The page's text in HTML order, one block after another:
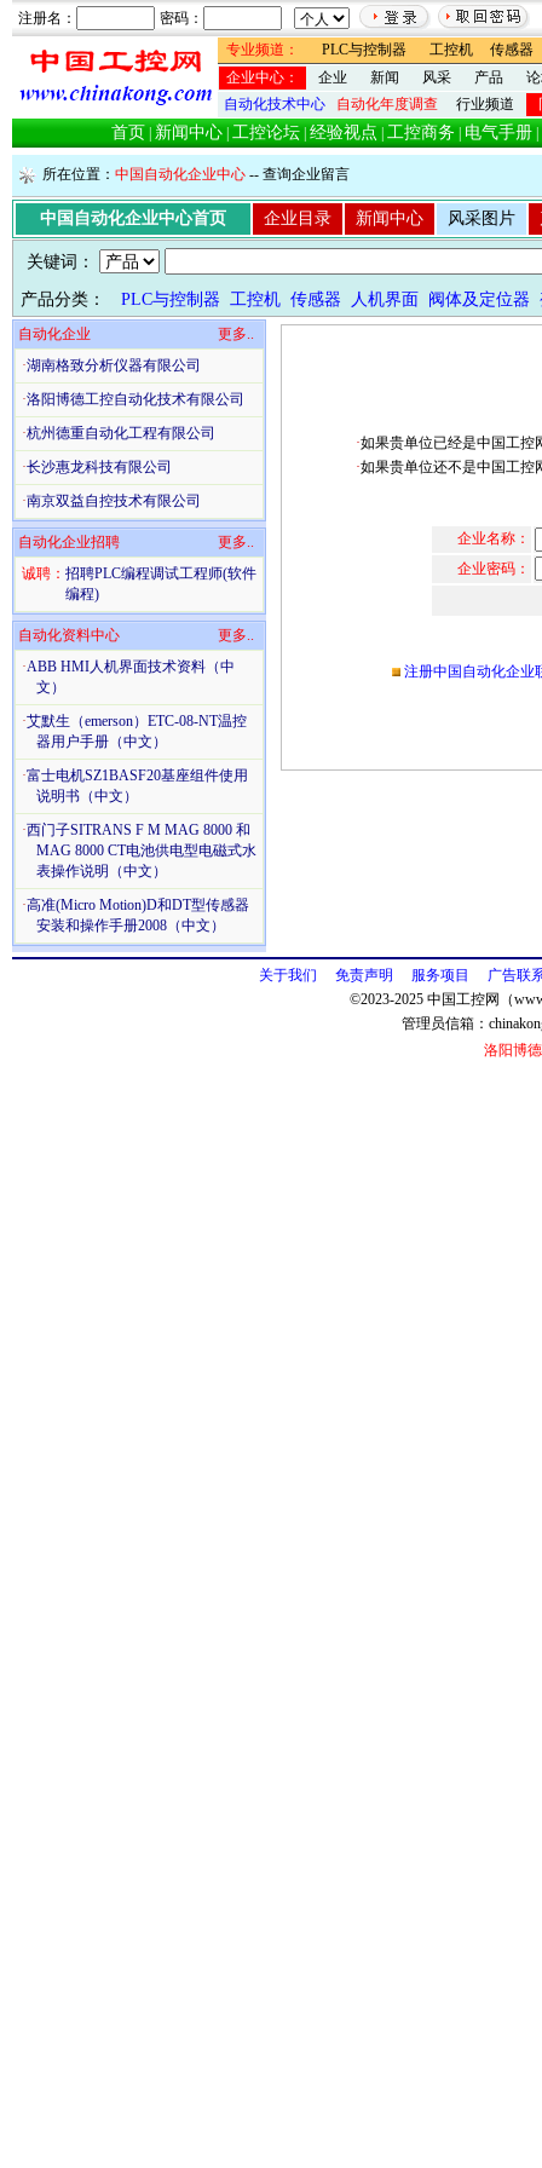
注册名：
密码：
专业频道：
PLC与控制器 工控机
传感器
企业中心：
企业 新闻 风采 产品
自动化技术中心
自动化年度调查 行业频道
首页 新闻中心 工控论坛 经验视点 工控商务 电气手册
所在位置： 中国自动化企业中心 -- 查询企业留言
中国自动化企业中心首页 企业目录 新闻中心 风采图片
关键词：
产品分类： PLC与控制器 工控机 传感器 人机界面 阀体及定位器
自动化企业
更多..
·湖南格致分析仪器有限公司
·洛阳博德工控自动化技术有限公司
·杭州德重自动化工程有限公司
·长沙惠龙科技有限公司
·南京双益自控技术有限公司
自动化企业招聘
更多..
诚聘： 招聘PLC编程调试工程师(软件
编程)
自动化资料中心
更多..
·ABB HMI人机界面技术资料（中
文）
·艾默生（emerson）ETC-08-NT温控
器用户手册（中文）
·富士电机SZ1BASF20基座组件使用
说明书（中文）
·西门子SITRANS F M MAG 8000 和
MAG 8000 CT电池供电型电磁式水
表操作说明（中文）
·高准(Micro Motion)D和DT型传感器
安装和操作手册2008（中文）
·如果贵单位已经是中国工控
·如果贵单位还不是中国工控
企业名称：
企业密码：
注册中国自动化企业
关于我们 免责声明 服务项目
广告联
©2023-2025 中国工控网（
管理员信箱：
洛阳博